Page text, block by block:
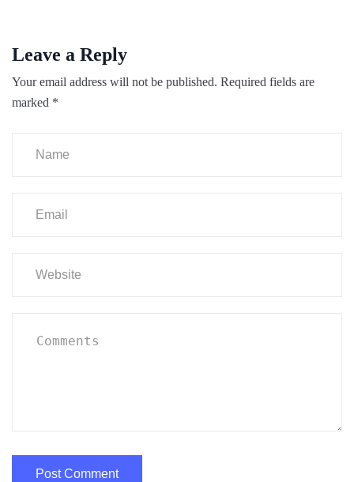
Leave a Reply
Your email address will not be published. Required fields are
marked *